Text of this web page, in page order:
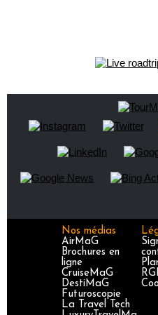
Nos médias
AirMaG
Brochures en
ligne
CruiseMaG
DestiMaG
Futuroscopie
La Travel Tech